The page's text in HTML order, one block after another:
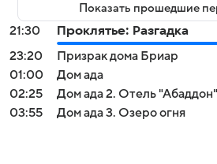
Показать прошедшие
21:30
Проклятье: Разгадка
23:20
Призрак дома Бриар
01:00
Дом ада
02:25
Дом ада 2. Отель "Абаддон"
03:55
Дом ада 3. Озеро огня